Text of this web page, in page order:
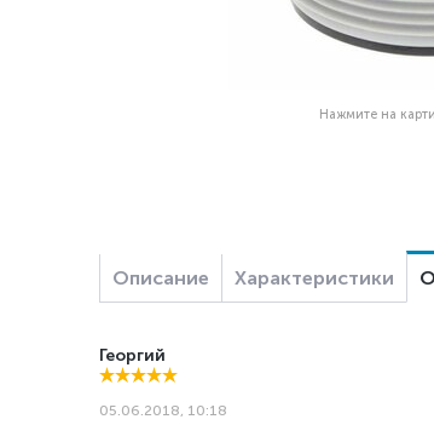
Нажмите на
Описание Характеристики
Георгий
05.06.2018, 10:18